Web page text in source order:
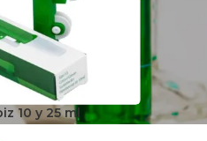
10 y 25 ml